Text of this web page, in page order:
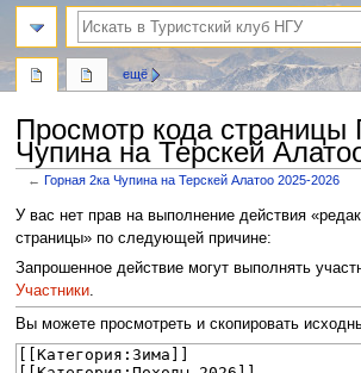
Просмотр кода страницы
Чупина на Терскей
←Горная 2ка Чупина на Терскей Алатоо 2025-2026
Перейти
к
навигации
Перейти
к
поиску
У вас нет прав на выполнение действия
страницы» по следующей причине:
Запрошенное действие могут выполнять
Участники.
Вы можете просмотреть и скопировать
ещё
поиск